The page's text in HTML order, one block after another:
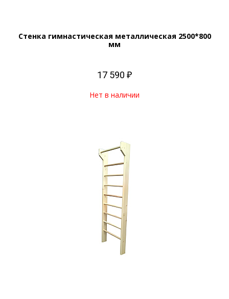
Стенка гимнастическая металлическая 2500*800
мм
17 590 ₽
Нет в наличии